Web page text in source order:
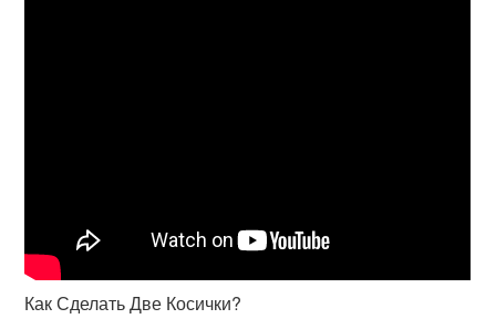
Как Сделать Две Косички?